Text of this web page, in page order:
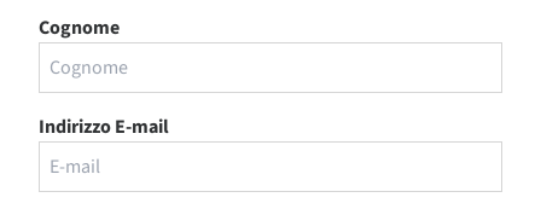
Cognome
Indirizzo E-mail